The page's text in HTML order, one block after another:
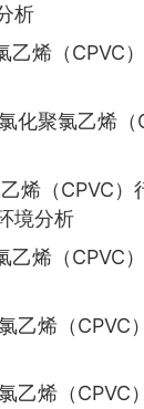
析
乙烯（CPVC
化聚氯乙烯（
烯（CPVC）
境分析
乙烯（CPVC
乙烯（CPVC
乙烯（CPVC